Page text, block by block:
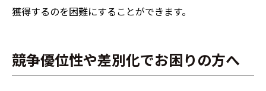
獲得するのを困難にすることができます。
競争優位性や差別化でお困りの方へ